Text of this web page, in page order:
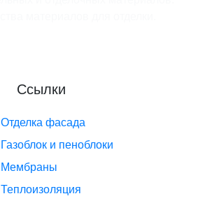
Ссылки
Отделка фасада
Газоблок и пеноблоки
Мембраны
Теплоизоляция